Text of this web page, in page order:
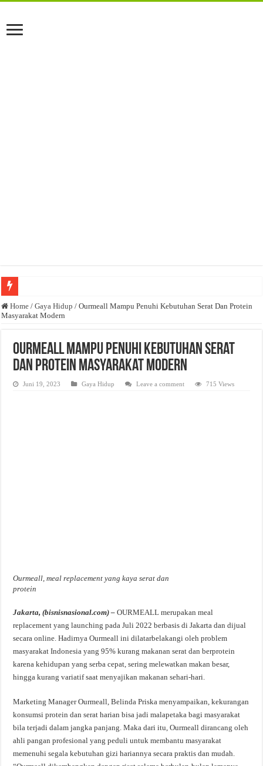
Anda butuh promosi usaha? Kontak ke Email redaksi@bisnisnasional.com
Dibutuhkan Marketing. Lamaran di-email ke redaksi@bisnisnasional.com
Home / Gaya Hidup / Ourmeall Mampu Penuhi Kebutuhan Serat Dan Protein
Masyarakat Modern
Ourmeall Mampu Penuhi Kebutuhan Serat
Dan Protein Masyarakat Modern
Juni 19, 2023 Gaya Hidup Leave a comment 715 Views
Ourmeall, meal replacement yang kaya serat dan
protein
Jakarta, (bisnisnasional.com) – OURMEALL merupakan meal
replacement yang launching pada Juli 2022 berbasis di Jakarta dan dijual
secara online. Hadirnya Ourmeall ini dilatarbelakangi oleh problem
masyarakat Indonesia yang 95% kurang makanan serat dan berprotein
karena kehidupan yang serba cepat, sering melewatkan makan besar,
hingga kurang variatif saat menyajikan makanan sehari-hari.
Marketing Manager Ourmeall, Belinda Priska menyampaikan, kekurangan
konsumsi protein dan serat harian bisa jadi malapetaka bagi masyarakat
bila terjadi dalam jangka panjang. Maka dari itu, Ourmeall dirancang oleh
ahli pangan profesional yang peduli untuk membantu masyarakat
memenuhi segala kebutuhan gizi hariannya secara praktis dan mudah.